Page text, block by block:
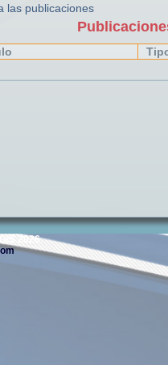
las publicaciones
2026